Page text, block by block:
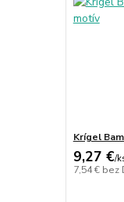
Krígel
9,27 €/
7,54 € bez